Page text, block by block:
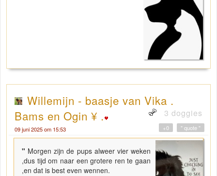
Willemijn - baasje van Vika .
Bams en Ogin ¥ .
3 doggies
09 juni 2025 om 15:53 " quote "
+0
" Morgen zijn de pups alweer vier weken
,dus tijd om naar een grotere ren te gaan
,en dat is best even wennen.